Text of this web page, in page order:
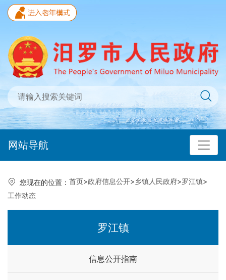
网站导航
您现在的位置： 首页>政府信息公开>乡镇人民政府>罗江镇>
工作动态
罗江镇
信息公开指南